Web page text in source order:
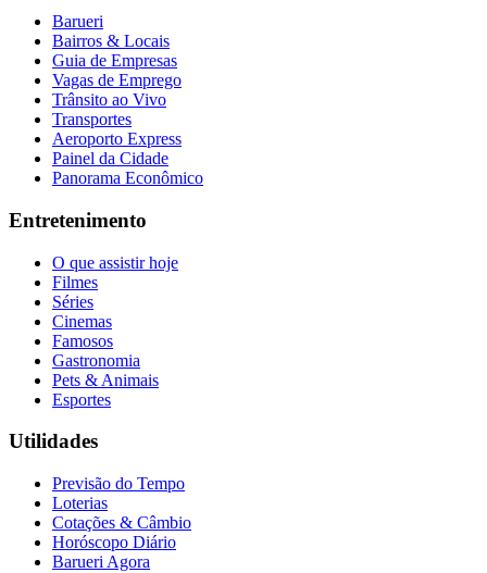
Barueri
Bairros & Locais
Guia de Empresas
Vagas de Emprego
Trânsito ao Vivo
Transportes
Aeroporto Express
Painel da Cidade
Panorama Econômico
Entretenimento
O que assistir hoje
Filmes
Séries
Cinemas
Famosos
Gastronomia
Pets & Animais
Esportes
Utilidades
Previsão do Tempo
Loterias
Cotações & Câmbio
Horóscopo Diário
Barueri Agora